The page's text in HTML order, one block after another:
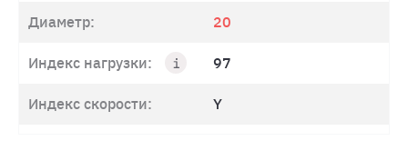
Диаметр: 20
Индекс нагрузки: 97
Индекс скорости: Y